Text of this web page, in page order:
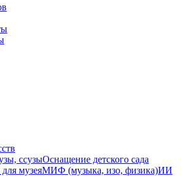
ссузыОснащение детского сада
музеяМИФ (музыка, изо, физика)ИИ